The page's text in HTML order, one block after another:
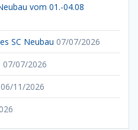
vom 01.-04.08
SC Neubau 07/07/2026
07/07/2026
06/11/2026